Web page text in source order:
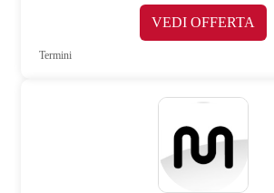
VEDI OFFERTA
Termini